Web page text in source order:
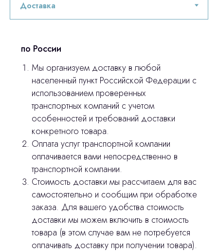
по России
Мы организуем доставку в любой
населенный пункт Российской Федерации с
использованием проверенных
транспортных компаний с учетом
особенностей и требований доставки
конкретного товара.
Оплата услуг транспортной компании
оплачивается вами непосредственно в
транспортной компании.
Стоимость доставки мы рассчитаем для вас
самостоятельно и сообщим при обработке
заказа. Для вашего удобства стоимость
доставки мы можем включить в стоимость
товара (в этом случае вам не потребуется
оплачивать доставку при получении товара).
Остались вопросы
оставьте контакты, мы свяжемся и
ответим на все вопросы
© 2024 ЛС Дентал Групп
Главная
Продукция
3D печать
Лицензирование
Оплата и доставка
Контакты